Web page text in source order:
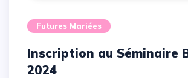
Futures Mariées
Inscription au Séminaire Bohi Kala
2024